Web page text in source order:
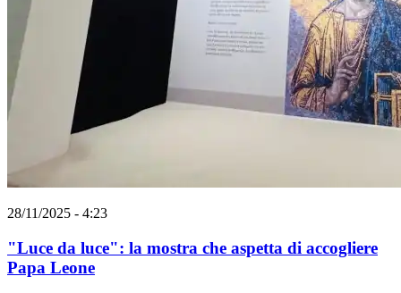
28/11/2025 - 4:23
"Luce da luce": la mostra che aspetta di accogliere
Papa Leone